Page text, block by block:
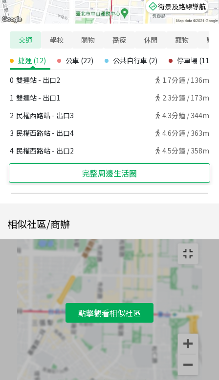
街景及路線導航
交通 學校 購物 醫療 休閒 寵物 警
捷運 (12) 公車 (22) 公共自行車 (2) 停車場 (11
0 雙連站 - 出口2 1.7分鐘 / 136m
1 雙連站 - 出口1 2.3分鐘 / 173m
2 民權西路站 - 出口3 4.3分鐘 / 344m
3 民權西路站 - 出口4 4.6分鐘 / 363m
4 民權西路站 - 出口2 4.5分鐘 / 358m
完整周邊生活圈
相似社區/商辦
點擊觀看相似社區